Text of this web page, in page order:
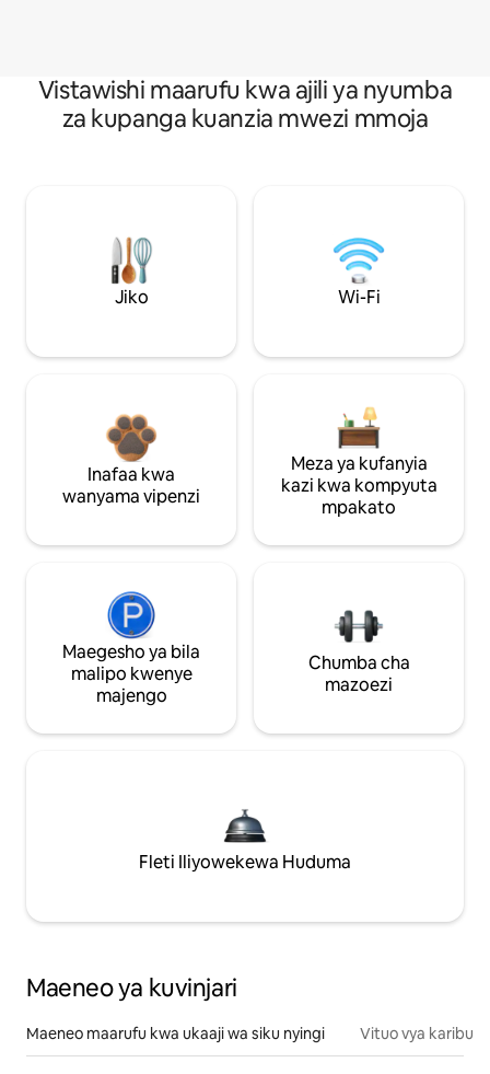
Vistawishi maarufu kwa ajili ya nyumba
za kupanga kuanzia mwezi mmoja
Jiko Wi-Fi
Inafaa kwa
wanyama vipenzi
Meza ya kufanyia
kazi kwa kompyuta
mpakato
Maegesho ya bila
malipo kwenye
majengo
Chumba cha
mazoezi
Fleti Iliyowekewa Huduma
Maeneo ya kuvinjari
Maeneo maarufu kwa ukaaji wa siku nyingi Vituo vya karibu